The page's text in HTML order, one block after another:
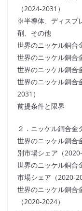
（2024-2031）
※半導体、ディスプ
剤、その他
世界のニッケル銅合
世界のニッケル銅合
世界のニッケル銅合
世界のニッケル銅合
2031）
前提条件と限界
２．ニッケル銅合金
世界のニッケル銅合
別市場シェア（2020-
世界のニッケル銅合
市場シェア（2020-
世界のニッケル銅合
（2020-2024）